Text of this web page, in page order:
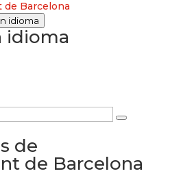
idioma
idioma
de
de Barcelona